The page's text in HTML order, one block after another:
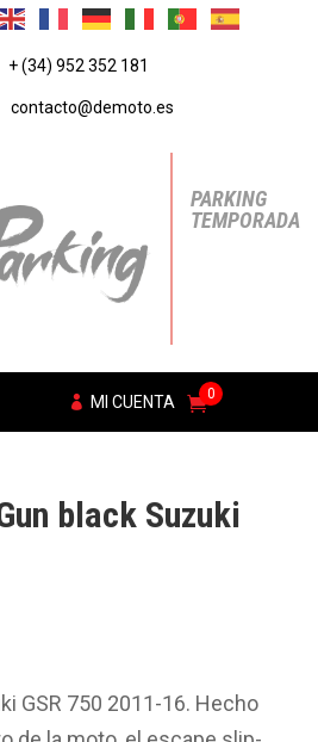
+ (34) 952 352 181
contacto@demoto.es
PARKING
TEMPORADA
MI CUENTA 0
black Suzuki
GSR 750 2011-16. Hecho